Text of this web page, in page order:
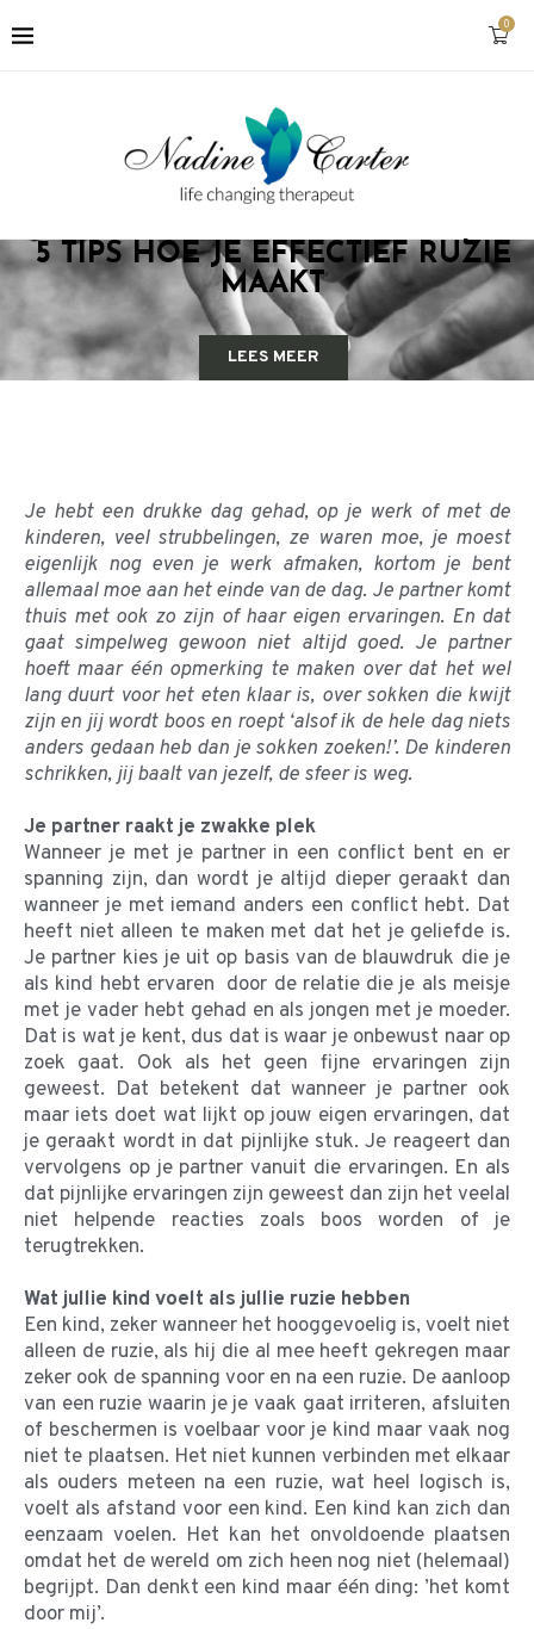
0
5 TIPS HOE JE EFFECTIEF RUZIE
MAAKT
LEES MEER
Je hebt een drukke dag gehad, op je werk of met de
kinderen, veel strubbelingen, ze waren moe, je moest
eigenlijk nog even je werk afmaken, kortom je bent
allemaal moe aan het einde van de dag. Je partner komt
thuis met ook zo zijn of haar eigen ervaringen. En dat
gaat simpelweg gewoon niet altijd goed. Je partner
hoeft maar één opmerking te maken over dat het wel
lang duurt voor het eten klaar is, over sokken die kwijt
zijn en jij wordt boos en roept ‘alsof ik de hele dag niets
anders gedaan heb dan je sokken zoeken!’. De kinderen
schrikken, jij baalt van jezelf, de sfeer is weg.
Je partner raakt je zwakke plek
Wanneer je met je partner in een conflict bent en er
spanning zijn, dan wordt je altijd dieper geraakt dan
wanneer je met iemand anders een conflict hebt. Dat
heeft niet alleen te maken met dat het je geliefde is.
Je partner kies je uit op basis van de blauwdruk die je
als kind hebt ervaren door de relatie die je als meisje
met je vader hebt gehad en als jongen met je moeder.
Dat is wat je kent, dus dat is waar je onbewust naar op
zoek gaat. Ook als het geen fijne ervaringen zijn
geweest. Dat betekent dat wanneer je partner ook
maar iets doet wat lijkt op jouw eigen ervaringen, dat
je geraakt wordt in dat pijnlijke stuk. Je reageert dan
vervolgens op je partner vanuit die ervaringen. En als
dat pijnlijke ervaringen zijn geweest dan zijn het veelal
niet helpende reacties zoals boos worden of je
terugtrekken.
Wat jullie kind voelt als jullie ruzie hebben
Een kind, zeker wanneer het hooggevoelig is, voelt niet
alleen de ruzie, als hij die al mee heeft gekregen maar
zeker ook de spanning voor en na een ruzie. De aanloop
van een ruzie waarin je je vaak gaat irriteren, afsluiten
of beschermen is voelbaar voor je kind maar vaak nog
niet te plaatsen. Het niet kunnen verbinden met elkaar
als ouders meteen na een ruzie, wat heel logisch is,
voelt als afstand voor een kind. Een kind kan zich dan
eenzaam voelen. Het kan het onvoldoende plaatsen
omdat het de wereld om zich heen nog niet (helemaal)
begrijpt. Dan denkt een kind maar één ding: ’het komt
door mij’.